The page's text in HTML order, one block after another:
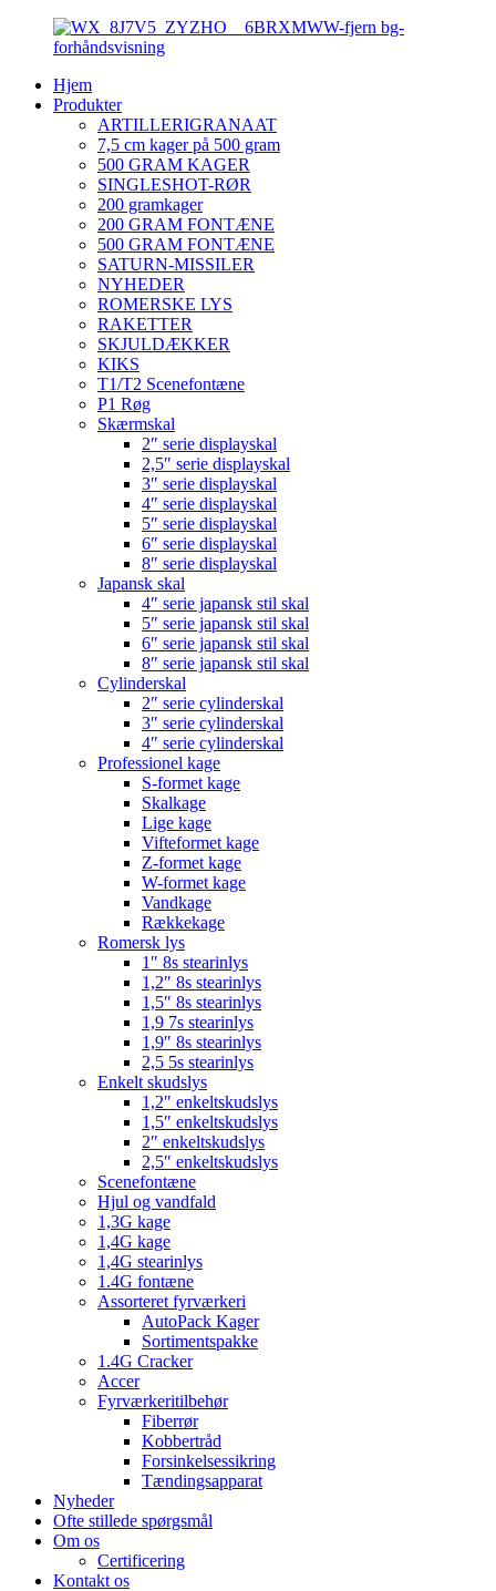
Hjem
Produkter
ARTILLERIGRANAAT
7,5 cm kager på 500 gram
500 GRAM KAGER
SINGLESHOT-RØR
200 gramkager
200 GRAM FONTÆNE
500 GRAM FONTÆNE
SATURN-MISSILER
NYHEDER
ROMERSKE LYS
RAKETTER
SKJULDÆKKER
KIKS
T1/T2 Scenefontæne
P1 Røg
Skærmskal
2″ serie displayskal
2,5″ serie displayskal
3″ serie displayskal
4″ serie displayskal
5″ serie displayskal
6″ serie displayskal
8″ serie displayskal
Japansk skal
4″ serie japansk stil skal
5″ serie japansk stil skal
6″ serie japansk stil skal
8″ serie japansk stil skal
Cylinderskal
2″ serie cylinderskal
3″ serie cylinderskal
4″ serie cylinderskal
Professionel kage
S-formet kage
Skalkage
Lige kage
Vifteformet kage
Z-formet kage
W-formet kage
Vandkage
Rækkekage
Romersk lys
1″ 8s stearinlys
1,2″ 8s stearinlys
1,5″ 8s stearinlys
1,9 7s stearinlys
1,9″ 8s stearinlys
2,5 5s stearinlys
Enkelt skudslys
1,2″ enkeltskudslys
1,5″ enkeltskudslys
2″ enkeltskudslys
2,5″ enkeltskudslys
Scenefontæne
Hjul og vandfald
1,3G kage
1,4G kage
1,4G stearinlys
1.4G fontæne
Assorteret fyrværkeri
AutoPack Kager
Sortimentspakke
1.4G Cracker
Accer
Fyrværkeritilbehør
Fiberrør
Kobbertråd
Forsinkelsessikring
Tændingsapparat
Nyheder
Ofte stillede spørgsmål
Om os
Certificering
Kontakt os